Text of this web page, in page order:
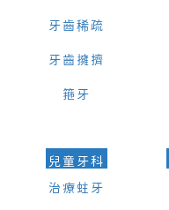
牙齒稀疏
牙齒擁擠
箍牙
兒童牙科
治療蛀牙